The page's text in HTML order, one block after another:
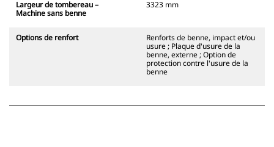
Largeur de tombereau –
Machine sans benne
3323 mm
Options de renfort
Renforts de benne, impact et/ou
usure ; Plaque d'usure de la
benne, externe ; Option de
protection contre l'usure de la
benne